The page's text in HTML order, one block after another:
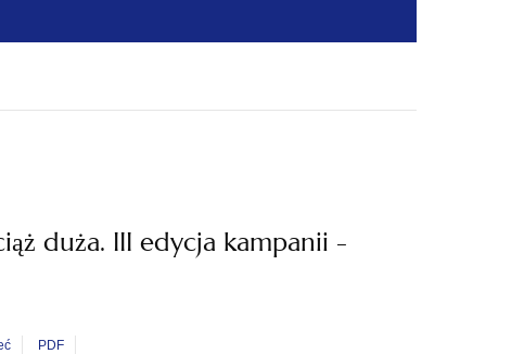
duża. III edycja kampanii -
PDF